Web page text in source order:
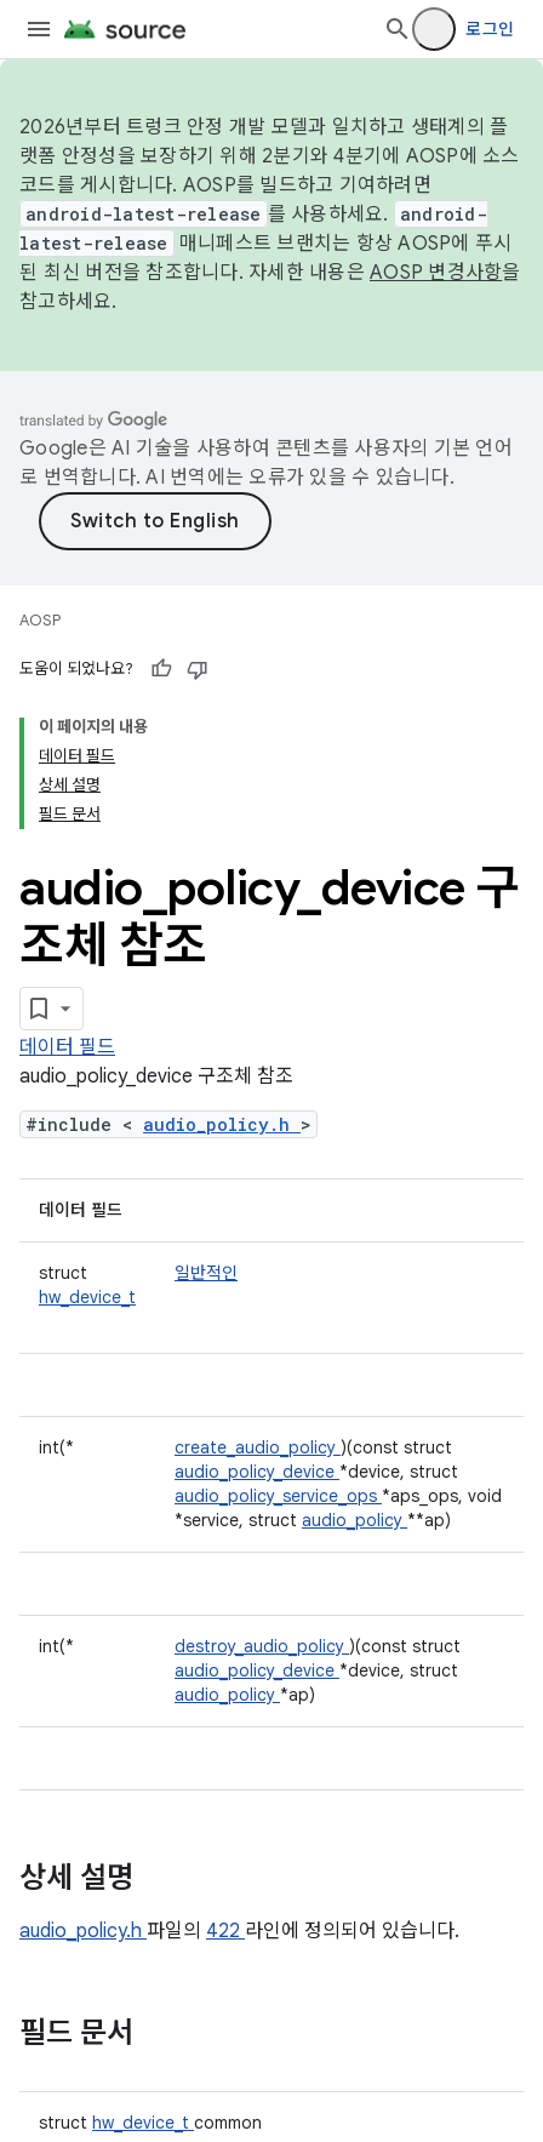
로그인
2026년부터 트렁크 안정 개발 모델과 일치하고 생태계의 플
랫폼 안정성을 보장하기 위해 2분기와 4분기에 AOSP에 소스
코드를 게시합니다. AOSP를 빌드하고 기여하려면
android-latest-release 를 사용하세요.
android-
latest-release
매니페스트 브랜치는 항상 AOSP에 푸시
된 최신 버전을 참조합니다. 자세한 내용은 AOSP 변경사항을
참고하세요.
Google은 AI 기술을 사용하여 콘텐츠를 사용자의 기본 언어
로 번역합니다. AI 번역에는 오류가 있을 수 있습니다.
AOSP
도움이 되었나요?
이 페이지의 내용
데이터 필드
상세 설명
필드 문서
audio policy_ device 구
조체 참조
데이터 필드
audio_policy_device 구조체 참조
#include < audio_policy.h >
데이터 필드
struct
hw_device_t
일반적인
int(* create_audio_policy )(const struct
audio_policy_device *device, struct
audio_policy_service_ops *aps_ops, void
*service, struct audio_policy **ap)
int(* destroy_audio_policy )(const struct
audio_policy_device *device, struct
audio_policy *ap)
상세 설명
audio_policy.h 파일의 422 라인에 정의되어 있습니다.
필드 문서
struct hw_device_t common